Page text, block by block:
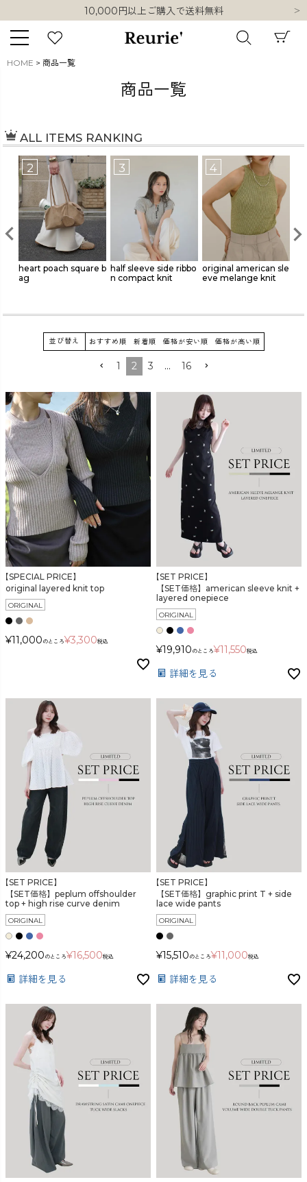
10,000円以上ご購入で送料無料
類似ブランド・他社ショップ様との誤認知に関するお願い
販売タイプ
新着 再入荷 SALE
商品タイプ
価格
〜
在庫なし商品
表示する
表示しない
検索
HOME 商品一覧
商品一覧
ALL ITEMS RANKING
3
half sleeve side ribbo
n compact knit
4
original american sle
eve melange knit
5
【SET価格】peplum c
ami + volume wide d
並び替え おすすめ順 新着順 価格が安い順 価格が高い順
1 2 3 … 16
【SPECIAL PRICE】
original layered knit top
ORIGINAL
¥11,000 のところ¥3,300税込
【SET PRICE】
【SET価格】american sleeve knit +
layered onepiece
ORIGINAL
¥19,910 のところ¥11,550税込
詳細を見る
【SET PRICE】
【SET価格】peplum offshoulder
top + high rise curve denim
ORIGINAL
¥24,200 のところ¥16,500税込
詳細を見る
【SET PRICE】
【SET価格】graphic print T + side
lace wide pants
ORIGINAL
¥15,510 のところ¥11,000税込
詳細を見る